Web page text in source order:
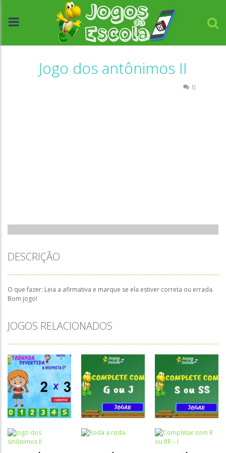
Jogo dos antônimos II
0
DESCRIÇÃO
O que fazer: Leia a afirmativa e marque se ela estiver correta ou errada.
Bom jogo!
JOGOS RELACIONADOS
Atividades
Português e
Atividades
Atividades
Português e